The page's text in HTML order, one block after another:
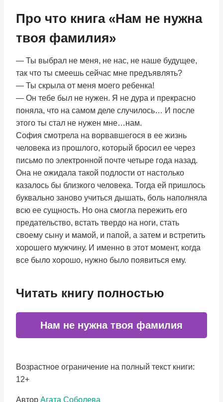
Про что книга «Нам не нужна
твоя фамилия»
— Ты выбрал не меня, не нас, не наше будущее,
так что ты смеешь сейчас мне предъявлять?
— Ты скрыла от меня моего ребенка!
— Он тебе был не нужен. Я не дура и прекрасно
поняла, что на самом деле случилось… И после
этого ты стал не нужен мне…нам.
София смотрела на ворвавшегося в ее жизнь
человека из прошлого, который бросил ее через
письмо по электронной почте четыре года назад.
Она не ожидала такой подлости от настолько
казалось бы близкого человека. Тогда ей пришлось
буквально заново учиться дышать, боль наполняла
всю ее сущность. Но она смогла пережить его
предательство, встать твердо на ноги, стать
своему сыну и мамой, и папой, а затем и встретить
хорошего мужчину. И именно в этот момент, когда
все было хорошо, нужно было появиться ему.
Читать книгу полностью
Нам не нужна твоя фамилия
Возрастное ограничение на полный текст книги:
12+
Метки
Автор Агата Соболева